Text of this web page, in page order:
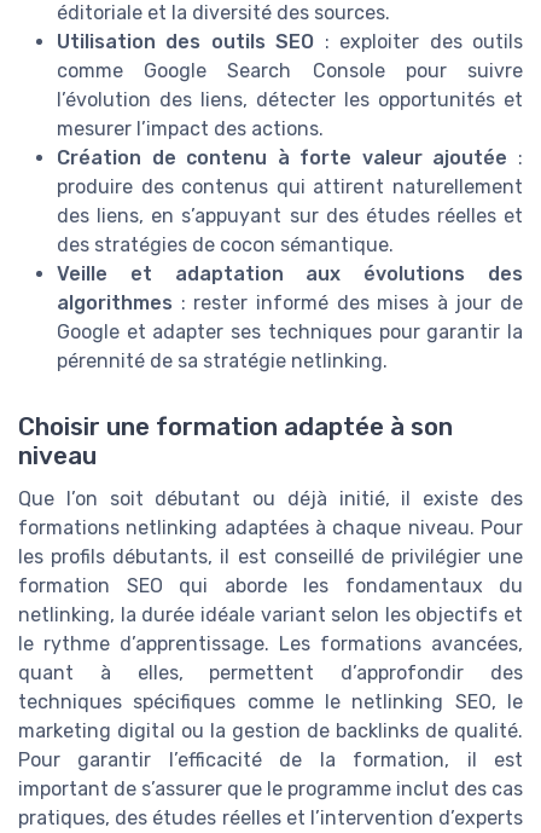
éditoriale et la diversité des sources.
Utilisation des outils SEO : exploiter des outils
comme Google Search Console pour suivre
l’évolution des liens, détecter les opportunités et
mesurer l’impact des actions.
Création de contenu à forte valeur ajoutée :
produire des contenus qui attirent naturellement
des liens, en s’appuyant sur des études réelles et
des stratégies de cocon sémantique.
Veille et adaptation aux évolutions des
algorithmes : rester informé des mises à jour de
Google et adapter ses techniques pour garantir la
pérennité de sa stratégie netlinking.
Choisir une formation adaptée à son
niveau
Que l’on soit débutant ou déjà initié, il existe des
formations netlinking adaptées à chaque niveau. Pour
les profils débutants, il est conseillé de privilégier une
formation SEO qui aborde les fondamentaux du
netlinking, la durée idéale variant selon les objectifs et
le rythme d’apprentissage. Les formations avancées,
quant à elles, permettent d’approfondir des
techniques spécifiques comme le netlinking SEO, le
marketing digital ou la gestion de backlinks de qualité.
Pour garantir l’efficacité de la formation, il est
important de s’assurer que le programme inclut des cas
pratiques, des études réelles et l’intervention d’experts